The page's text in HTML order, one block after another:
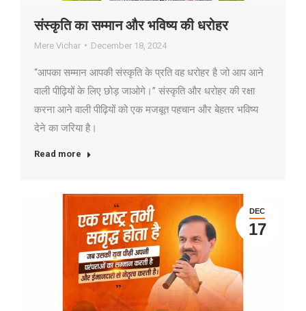
संस्कृति का सम्मान और भविष्य की धरोहर
Mere Vichar December 18, 2024
“आपका सम्मान आपकी संस्कृति के प्रति वह धरोहर है जो आप आने
वाली पीढ़ियों के लिए छोड़ जाओगे।” संस्कृति और धरोहर की रक्षा
करना आने वाली पीढ़ियों को एक मजबूत पहचान और बेहतर भविष्य
देने का जरिया है।
Read more
DEC
17